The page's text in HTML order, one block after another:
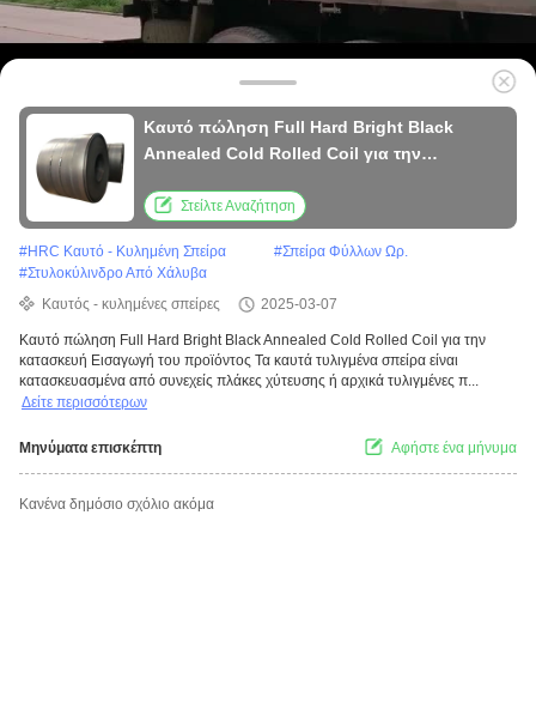
Καυτό πώληση Full Hard Bright Black
Annealed Cold Rolled Coil για την
Στείλτε Αναζήτηση
#HRC Καυτό - Κυλημένη Σπείρα #Σπείρα Φύλλων Ωρ.
#Στυλοκύλινδρο Από Χάλυβα
Καυτός - κυλημένες σπείρες
2025-03-07
Καυτό πώληση Full Hard Bright Black Annealed Cold Rolled Coil για την
κατασκευή Εισαγωγή του προϊόντος Τα καυτά τυλιγμένα σπείρα είναι
κατασκευασμένα από συνεχείς πλάκες χύτευσης ή αρχικά τυλιγμένες π...
Δείτε περισσότερων
Μηνύματα επισκέπτη Αφήστε ένα μήνυμα
Κανένα δημόσιο σχόλιο ακόμα